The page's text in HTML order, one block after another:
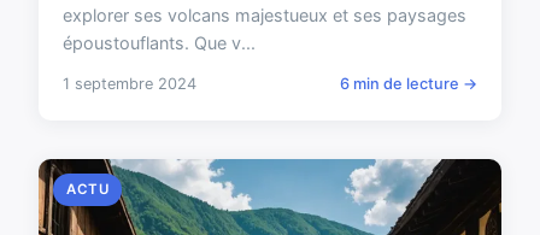
explorer ses volcans majestueux et ses paysages
époustouflants. Que v...
1 septembre 2024 6 min de lecture →
ACTU